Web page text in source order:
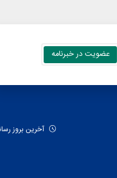
آخرین بروز رسانی در